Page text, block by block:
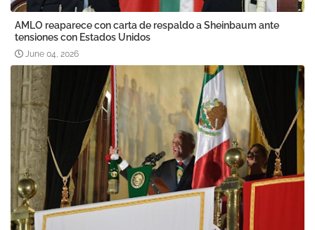
AMLO reaparece con carta de respaldo a Sheinbaum ante
tensiones con Estados Unidos
June 04, 2026